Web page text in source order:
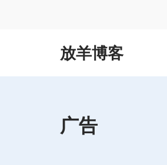
放羊博客
广告